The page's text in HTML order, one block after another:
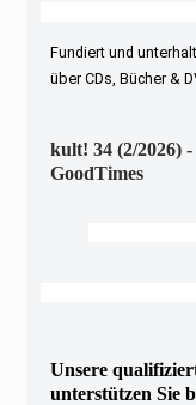
Fundiert und
über CDs, Bücher &
kult! 34 (2/2026)
GoodTimes
Unsere
unterstützen Sie